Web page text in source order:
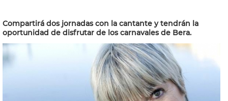
Compartirá dos jornadas con la cantante y tendrán la
oportunidad de disfrutar de los carnavales de Bera.